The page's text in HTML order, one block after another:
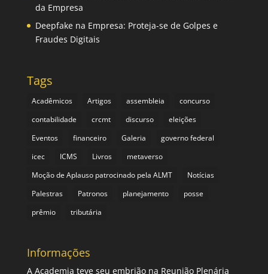
da Empresa
Deepfake na Empresa: Proteja-se de Golpes e
Fraudes Digitais
Tags
Acadêmicos Artigos assembleia
concurso
contabilidade
crcmt discurso
eleições
Eventos
financeiro Galeria
governo federal
icec
ICMS Livros
metaverso
Moção de Aplauso patrocinado pela ALMT
Notícias
Palestras
Patronos planejamento
posse
prêmio
tributária
Informações
A Academia teve seu embrião na Reunião Plenária